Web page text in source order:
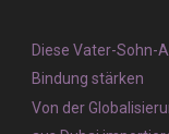
Diese Vater-Sohn-
Bindung stärken
Von der